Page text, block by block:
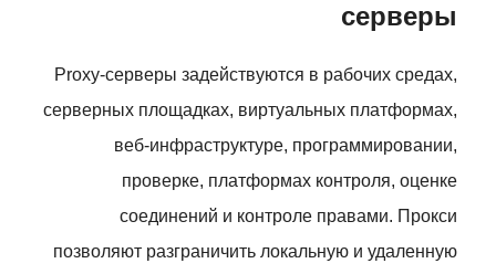
серверы
Proxy-серверы задействуются в рабочих средах,
серверных площадках, виртуальных платформах,
веб-инфраструктуре, программировании,
проверке, платформах контроля, оценке
соединений и контроле правами. Прокси
позволяют разграничить локальную и удаленную